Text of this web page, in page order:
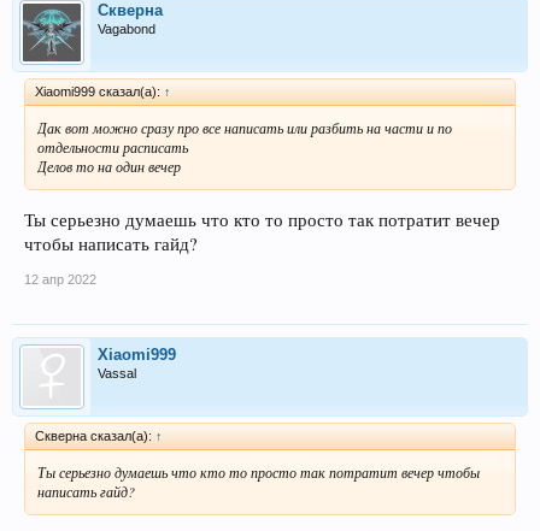
Скверна
Vagabond
Xiaomi999 сказал(а): ↑
Дак вот можно сразу про все написать или разбить на части и по
отдельности расписать
Делов то на один вечер
Ты серьезно думаешь что кто то просто так потратит вечер
чтобы написать гайд?
12 апр 2022
Xiaomi999
Vassal
Скверна сказал(а): ↑
Ты серьезно думаешь что кто то просто так потратит вечер чтобы
написать гайд?